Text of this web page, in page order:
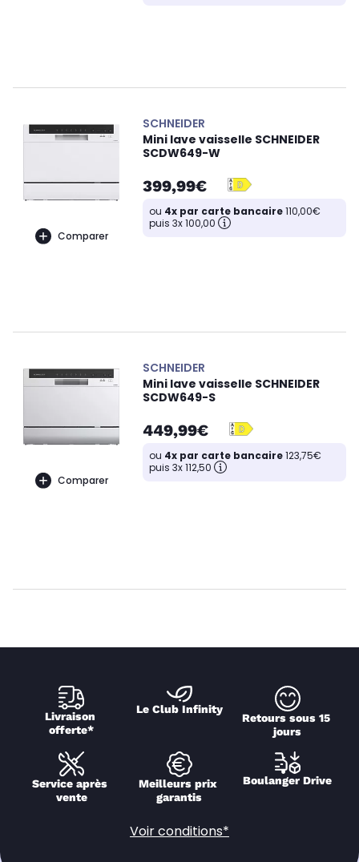
Comparer
SCHNEIDER
Mini lave vaisselle SCHNEIDER
SCDW649-W
399,99€
ou 4x par carte bancaire110,00€
puis 3x 100,00
Comparer
SCHNEIDER
Mini lave vaisselle SCHNEIDER
SCDW649-S
449,99€
ou 4x par carte bancaire123,75€
puis 3x 112,50
Livraison
offerte*
Le Club Infinity
Retours sous 15
jours
Service après
vente
Meilleurs prix
garantis
Boulanger Drive
Voir conditions*